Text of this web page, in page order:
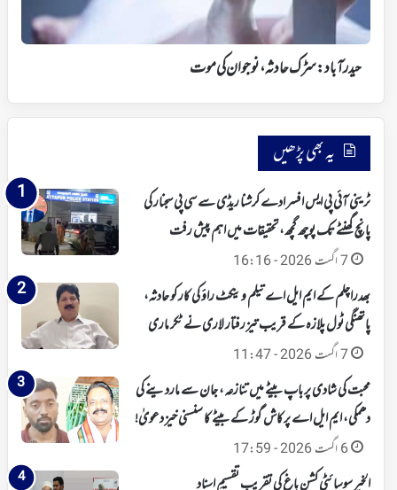
حیدرآباد: سڑک حادثہ، نوجوان کی موت
یہ بھی پڑھیں
ٹرینی آئی پی ایس افسر ادے کرشنا ریڈی سے سی پی سجنار کی
پانچ گھنٹے تک پوچھ گچھ، تحقیقات میں اہم پیش رفت
7 اگست 2026 - 16:16
بھدراچلم کے ایم ایل اے تیلم وینکٹ راؤ کی کار کو حادثہ،
پاتھنگی ٹول پلازہ کے قریب تیز رفتار لاری نے ٹکر ماری
7 اگست 2026 - 11:47
محبت کی شادی پر باپ بیٹے میں تنازعہ، جان سے ماردینے کی
دھمکی، ایم ایل اے پرکاش گوڑ کے بیٹے کا سنسنی خیز دعویٰ!
6 اگست 2026 - 17:59